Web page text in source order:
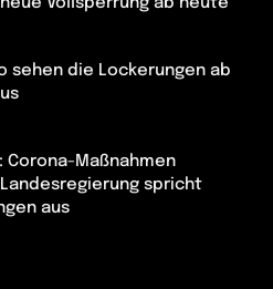
sehen die Lockerungen ab
Corona-Maßnahmen
spricht
aus